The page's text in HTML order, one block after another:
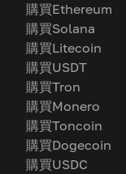
購買Ethereum
購買Solana
購買Litecoin
購買USDT
購買Tron
購買Monero
購買Toncoin
購買Dogecoin
購買USDC